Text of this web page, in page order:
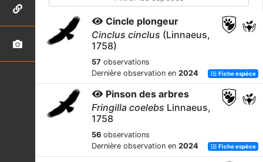
Cincle plongeur
Cinclus cinclus (Linnaeus,
1758)
57 observations
Dernière observation en 2024 Fiche espèce
Pinson des arbres
Fringilla coelebs Linnaeus,
1758
56 observations
Dernière observation en 2024 Fiche espèce